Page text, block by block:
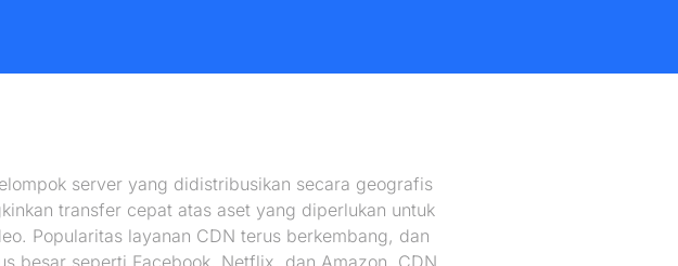
server yang didistribusikan secara geografis
transfer cepat atas aset yang diperlukan untuk
Popularitas layanan CDN terus berkembang, dan
besar seperti Facebook, Netflix, dan Amazon. CDN